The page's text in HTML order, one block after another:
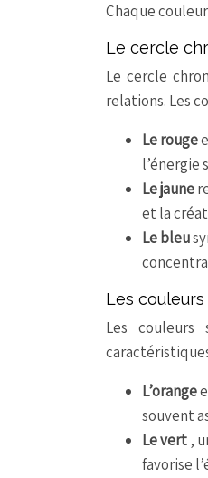
Chaque
Le cercle
Le cercle
relations. Les
Le rouge
l’énergie
Le jaune
et la
Le bleu
Les
Les couleurs
L’orange
souvent
Le vert ,
favorise